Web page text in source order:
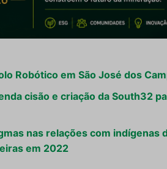
Robótico em São José dos
cisão e criação da South32
nas relações com indígenas
em 2022